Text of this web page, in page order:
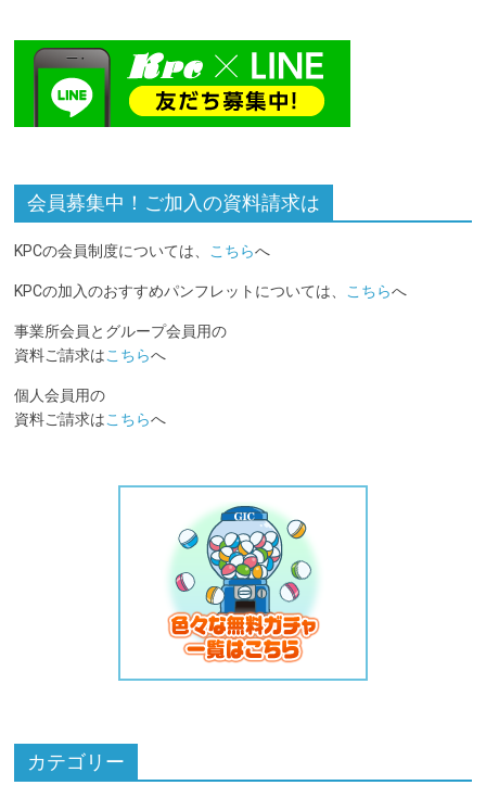
会員募集中！ご加入の資料請求は
KPCの会員制度については、 こちらへ
KPCの加入のおすすめパンフレットについては、 こちらへ
事業所会員とグループ会員用の
資料ご請求はこちらへ
個人会員用の
資料ご請求はこちらへ
カテゴリー